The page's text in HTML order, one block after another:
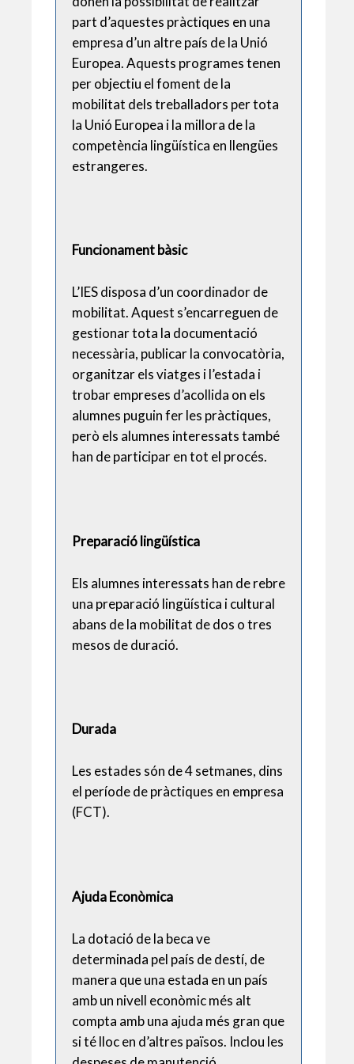
part d’aquestes pràctiques en una
empresa d’un altre país de la Unió
Europea. Aquests programes tenen
per objectiu el foment de la
mobilitat dels treballadors per tota
la Unió Europea i la millora de la
competència lingüística en llengües
estrangeres.
Funcionament bàsic
L’IES disposa d’un coordinador de
mobilitat. Aquest s’encarreguen de
gestionar tota la documentació
necessària, publicar la convocatòria,
organitzar els viatges i l’estada i
trobar empreses d’acollida on els
alumnes puguin fer les pràctiques,
però els alumnes interessats també
han de participar en tot el procés.
Preparació lingüística
Els alumnes interessats han de rebre
una preparació lingüística i cultural
abans de la mobilitat de dos o tres
mesos de duració.
Durada
Les estades són de 4 setmanes, dins
el període de pràctiques en empresa
(FCT).
Ajuda Econòmica
La dotació de la beca ve
determinada pel país de destí, de
manera que una estada en un país
amb un nivell econòmic més alt
compta amb una ajuda més gran que
si té lloc en d’altres països. Inclou les